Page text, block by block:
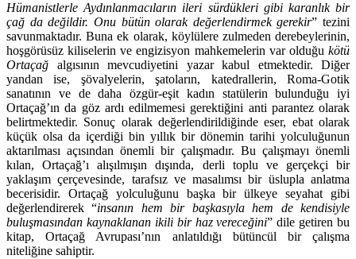
Hümanistlerle Aydınlanmacıların ileri sürdükleri gibi karanlık bir
çağ da değildir. Onu bütün olarak değerlendirmek gerekir” tezini
savunmaktadır. Buna ek olarak, köylü­lere zulmeden derebeylerinin,
hoşgörüsüz kiliselerin ve engizisyon mahkemelerin var olduğu kötü
Ortaçağ algısının mevcudiyetini yazar kabul etmektedir. Diğer
yandan ise, şövalyelerin, şatoların, katedrallerin, Roma-Gotik
sanatının ve de daha özgür-eşit kadın statülerin bulunduğu iyi
Ortaçağ’ın da göz ardı edilmemesi gerektiğini anti parantez olarak
belirtmektedir. Sonuç olarak değerlendirildiğinde eser, ebat olarak
küçük olsa da içerdiği bin yıllık bir dönemin tarihi yolculuğunun
aktarılması açısından önemli bir çalışmadır. Bu çalışmayı önemli
kılan, Ortaçağ’ı alışılmışın dışında, derli toplu ve gerçekçi bir
yaklaşım çerçevesinde, tarafsız ve masalımsı bir üs­lupla anlatma
becerisidir. Ortaçağ yolculuğunu başka bir ülkeye seyahat gibi
değerlendirerek “insanın hem bir başkasıyla hem de kendisiyle
buluşmasından kaynaklanan ikili bir haz verece­ğini” dile getiren bu
kitap, Ortaçağ Avrupası’nın anlatıldığı bütüncül bir çalışma
niteliğine sahip­tir.